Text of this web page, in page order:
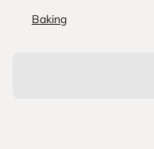
Baking